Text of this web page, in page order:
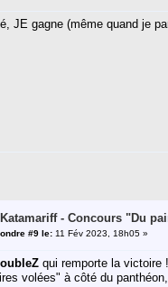
JE gagne (même quand je
Katamariff - Concours "Du
#9 le: 11 Fév 2023, 18h05 »
qui remporte la victoire
volées" à côté du